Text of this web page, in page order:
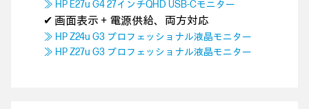
≫ HP E27u G4 27インチQHD USB-Cモニター
✔ 画面表示＋電源供給、両方対応
≫ HP Z24u G3 プロフェッショナル液晶モニター
≫ HP Z27u G3 プロフェッショナル液晶モニター